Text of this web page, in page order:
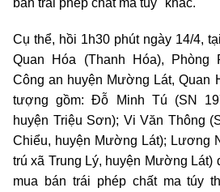
Cụ thể, hồi 1h30 phút ngày 14/4,
Quan Hóa (Thanh Hóa), Phòng
Công an huyện Mường Lát, Quan
tượng gồm: Đỗ Minh Tú (SN
huyện Triệu Sơn); Vi Văn Thông
Chiểu, huyện Mường Lát); Lương
trú xã Trung Lý, huyện Mường Lát)
mua bán trái phép chất ma túy